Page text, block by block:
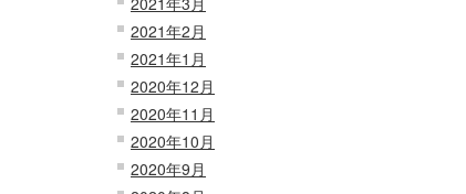
2021年2月
2021年1月
2020年12月
2020年11月
2020年10月
2020年9月